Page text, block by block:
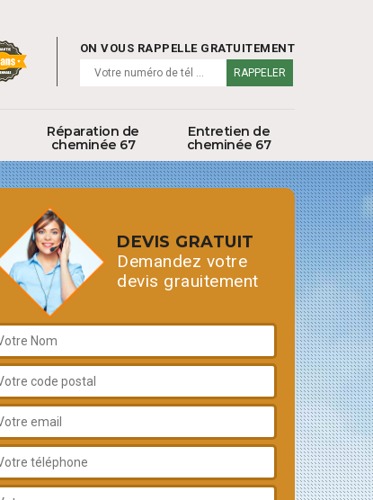
ON VOUS RAPPELLE GRATUITEMENT
Réparation de
cheminée 67
Entretien de
cheminée 67
DEVIS GRATUIT
Demandez votre
devis grauitement